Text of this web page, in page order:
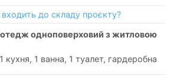
до складу проєкту?
кухня, 1 ванна, 1 туалет, гардеробна